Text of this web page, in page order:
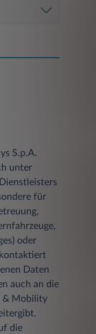
S.p.A.
unter
für
oder
Daten
auch an die
& Mobility
die